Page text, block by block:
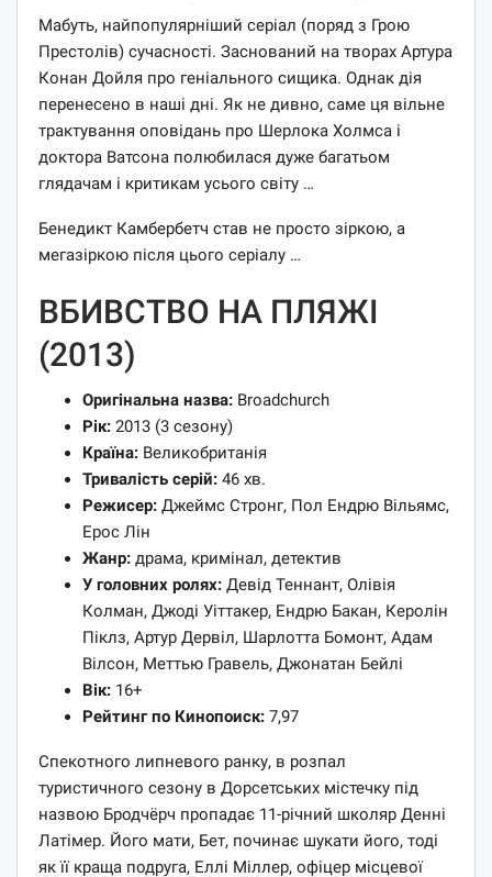
Мабуть, найпопулярніший серіал (поряд з Грою
Престолів) сучасності. Заснований на творах Артура
Конан Дойля про геніального сищика. Однак дія
перенесено в наші дні. Як не дивно, саме ця вільне
трактування оповідань про Шерлока Холмса і
доктора Ватсона полюбилася дуже багатьом
глядачам і критикам усього світу …
Бенедикт Камбербетч став не просто зіркою, а
мегазіркою після цього серіалу …
ВБИВСТВО НА ПЛЯЖІ
(2013)
Оригінальна назва: Broadchurch
Рік: 2013 (3 сезону)
Країна: Великобританія
Тривалість серій: 46 хв.
Режисер: Джеймс Стронг, Пол Ендрю Вільямс,
Ерос Лін
Жанр: драма, кримінал, детектив
У головних ролях: Девід Теннант, Олівія
Колман, Джоді Уіттакер, Ендрю Бакан, Керолін
Піклз, Артур Дервіл, Шарлотта Бомонт, Адам
Вілсон, Меттью Гравель, Джонатан Бейлі
Вік: 16+
Рейтинг по Кинопоиск: 7,97
Спекотного липневого ранку, в розпал
туристичного сезону в Дорсетських містечку під
назвою Бродчёрч пропадає 11-річний школяр Денні
Латімер. Його мати, Бет, починає шукати його, тоді
як її краща подруга, Еллі Міллер, офіцер місцевої